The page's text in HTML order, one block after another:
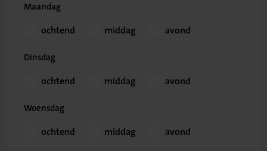
Maandag
ochtend middag avond
Dinsdag
ochtend middag avond
Woensdag
ochtend middag avond